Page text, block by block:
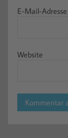
E-Mail-Adresse
Website